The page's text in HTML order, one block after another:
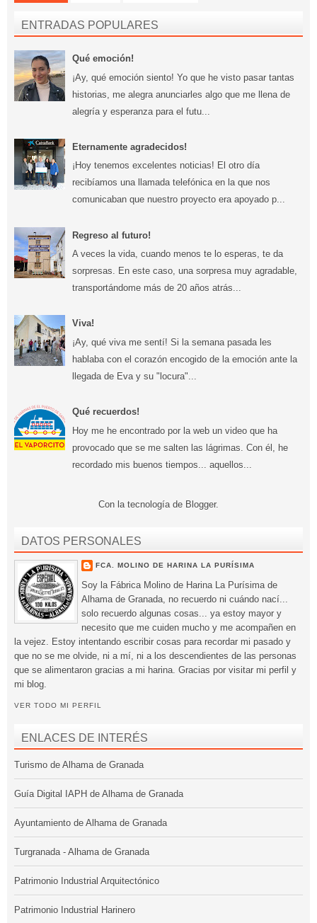
ENTRADAS POPULARES
Qué emoción!
¡Ay, qué emoción siento! Yo que he visto pasar tantas
historias, me alegra anunciarles algo que me llena de
alegría y esperanza para el futu...
Eternamente agradecidos!
¡Hoy tenemos excelentes noticias! El otro día
recibíamos una llamada telefónica en la que nos
comunicaban que nuestro proyecto era apoyado p...
Regreso al futuro!
A veces la vida, cuando menos te lo esperas, te da
sorpresas. En este caso, una sorpresa muy agradable,
transportándome más de 20 años atrás...
Viva!
¡Ay, qué viva me sentí! Si la semana pasada les
hablaba con el corazón encogido de la emoción ante la
llegada de Eva y su "locura"...
Qué recuerdos!
Hoy me he encontrado por la web un video que ha
provocado que se me salten las lágrimas. Con él, he
recordado mis buenos tiempos... aquellos...
Con la tecnología de Blogger.
DATOS PERSONALES
FCA. MOLINO DE HARINA LA PURÍSIMA
Soy la Fábrica Molino de Harina La Purísima de
Alhama de Granada, no recuerdo ni cuándo nací...
solo recuerdo algunas cosas... ya estoy mayor y
necesito que me cuiden mucho y me acompañen en
la vejez. Estoy intentando escribir cosas para recordar mi pasado y
que no se me olvide, ni a mí, ni a los descendientes de las personas
que se alimentaron gracias a mi harina. Gracias por visitar mi perfil y
mi blog.
VER TODO MI PERFIL
ENLACES DE INTERÉS
Turismo de Alhama de Granada
Guía Digital IAPH de Alhama de Granada
Ayuntamiento de Alhama de Granada
Turgranada - Alhama de Granada
Patrimonio Industrial Arquitectónico
Patrimonio Industrial Harinero